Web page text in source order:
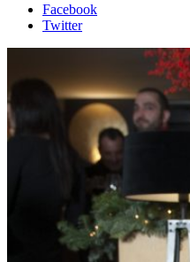
Facebook
Twitter